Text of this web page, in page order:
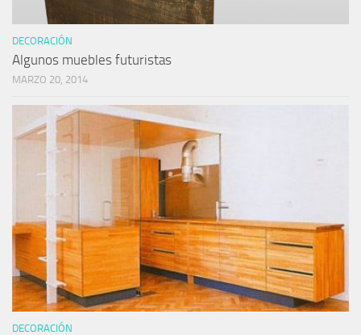
DECORACIÓN
Algunos muebles futuristas
MARZO 20, 2014
DECORACIÓN